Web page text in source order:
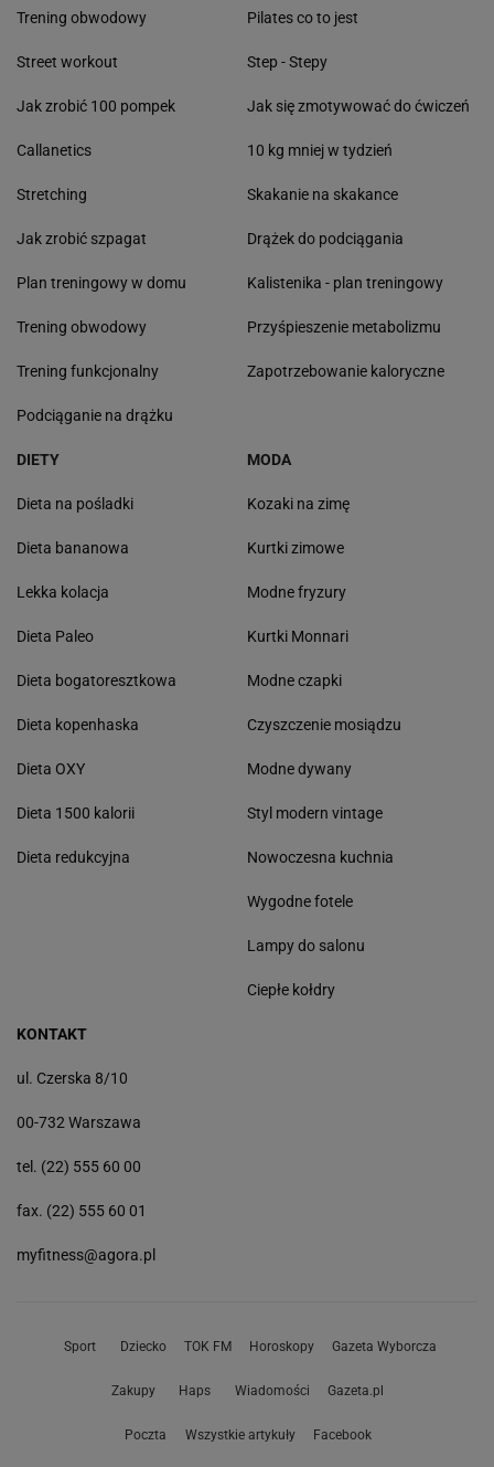
Trening obwodowy
Street workout
Jak zrobić 100 pompek
Callanetics
Stretching
Jak zrobić szpagat
Plan treningowy w domu
Trening obwodowy
Trening funkcjonalny
Podciąganie na drążku
Pilates co to jest
Step - Stepy
Jak się zmotywować do ćwiczeń
10 kg mniej w tydzień
Skakanie na skakance
Drążek do podciągania
Kalistenika - plan treningowy
Przyśpieszenie metabolizmu
Zapotrzebowanie kaloryczne
DIETY
Dieta na pośladki
Dieta bananowa
Lekka kolacja
Dieta Paleo
Dieta bogatoresztkowa
Dieta kopenhaska
Dieta OXY
Dieta 1500 kalorii
Dieta redukcyjna
MODA
Kozaki na zimę
Kurtki zimowe
Modne fryzury
Kurtki Monnari
Modne czapki
Czyszczenie mosiądzu
Modne dywany
Styl modern vintage
Nowoczesna kuchnia
Wygodne fotele
Lampy do salonu
Ciepłe kołdry
KONTAKT
ul. Czerska 8/10
00-732 Warszawa
tel. (22) 555 60 00
fax. (22) 555 60 01
myfitness@agora.pl
Sport Dziecko TOK FM Horoskopy Gazeta Wyborcza
Zakupy Haps Wiadomości Gazeta.pl
Poczta Wszystkie artykuły Facebook